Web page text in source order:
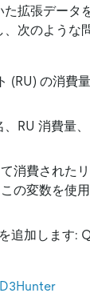
拡張データ
次のような
(RU) の消費
、RU 消費量
消費された
の変数を使
追加します:
D3Hunter